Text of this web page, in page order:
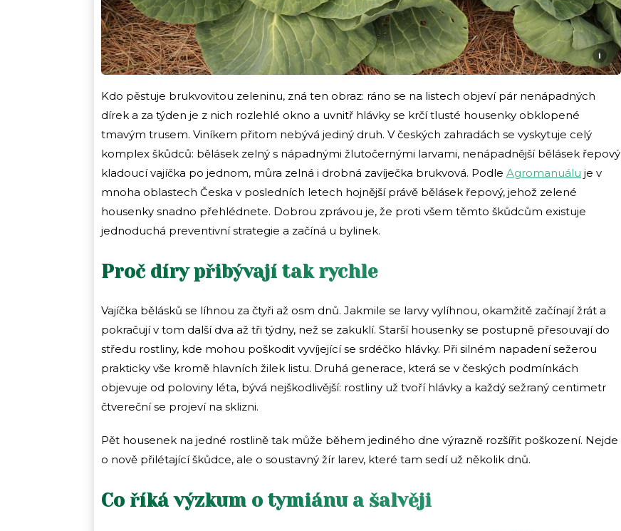
i
Kdo pěstuje brukvovitou zeleninu, zná ten obraz: ráno se na listech objeví pár nenápadných
dírek a za týden je z nich rozlehlé okno a uvnitř hlávky se krčí tlusté housenky obklopené
tmavým trusem. Viníkem přitom nebývá jediný druh. V českých zahradách se vyskytuje celý
komplex škůdců: bělásek zelný s nápadnými žlutočernými larvami, nenápadnější bělásek řepový
kladoucí vajíčka po jednom, můra zelná i drobná zavíječka brukvová. Podle Agromanuálu je v
mnoha oblastech Česka v posledních letech hojnější právě bělásek řepový, jehož zelené
housenky snadno přehlédnete. Dobrou zprávou je, že proti všem těmto škůdcům existuje
jednoduchá preventivní strategie a začíná u bylinek.
Proč díry přibývají tak rychle
Vajíčka bělásků se líhnou za čtyři až osm dnů. Jakmile se larvy vylíhnou, okamžitě začínají žrát a
pokračují v tom další dva až tři týdny, než se zakuklí. Starší housenky se postupně přesouvají do
středu rostliny, kde mohou poškodit vyvíjející se srdéčko hlávky. Při silném napadení sežerou
prakticky vše kromě hlavních žilek listu. Druhá generace, která se v českých podmínkách
objevuje od poloviny léta, bývá nejškodlivější: rostliny už tvoří hlávky a každý sežraný centimetr
čtvereční se projeví na sklizni.
Pět housenek na jedné rostlině tak může během jediného dne výrazně rozšířit poškození. Nejde
o nově přilétající škůdce, ale o soustavný žír larev, které tam sedí už několik dnů.
Co říká výzkum o tymiánu a šalvěji